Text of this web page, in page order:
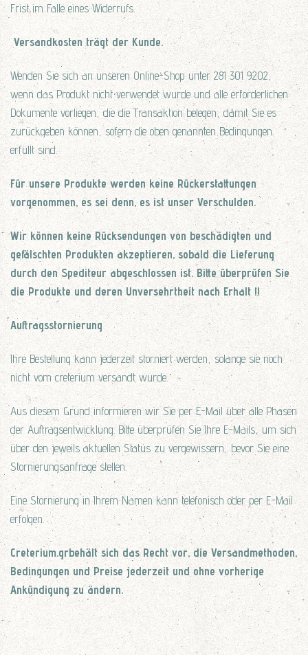
Frist im Falle eines Widerrufs.
Versandkosten trägt der Kunde.
Wenden Sie sich an unseren Online-Shop unter 281 301 9202,
wenn das Produkt nicht verwendet wurde und alle erforderlichen
Dokumente vorliegen, die die Transaktion belegen, damit Sie es
zurückgeben können, sofern die oben genannten Bedingungen
erfüllt sind.
Für unsere Produkte werden keine Rückerstattungen
vorgenommen, es sei denn, es ist unser Verschulden.
Wir können keine Rücksendungen von beschädigten und
gefälschten Produkten akzeptieren, sobald die Lieferung
durch den Spediteur abgeschlossen ist. Bitte überprüfen Sie
die Produkte und deren Unversehrtheit nach Erhalt !!
Auftragsstornierung
Ihre Bestellung kann jederzeit storniert werden, solange sie noch
nicht vom creterium versandt wurde.
Aus diesem Grund informieren wir Sie per E-Mail über alle Phasen
der Auftragsentwicklung. Bitte überprüfen Sie Ihre E-Mails, um sich
über den jeweils aktuellen Status zu vergewissern, bevor Sie eine
Stornierungsanfrage stellen.
Eine Stornierung in Ihrem Namen kann telefonisch oder per E-Mail
erfolgen.
Creterium.grbehält sich das Recht vor, die Versandmethoden,
Bedingungen und Preise jederzeit und ohne vorherige
Ankündigung zu ändern.